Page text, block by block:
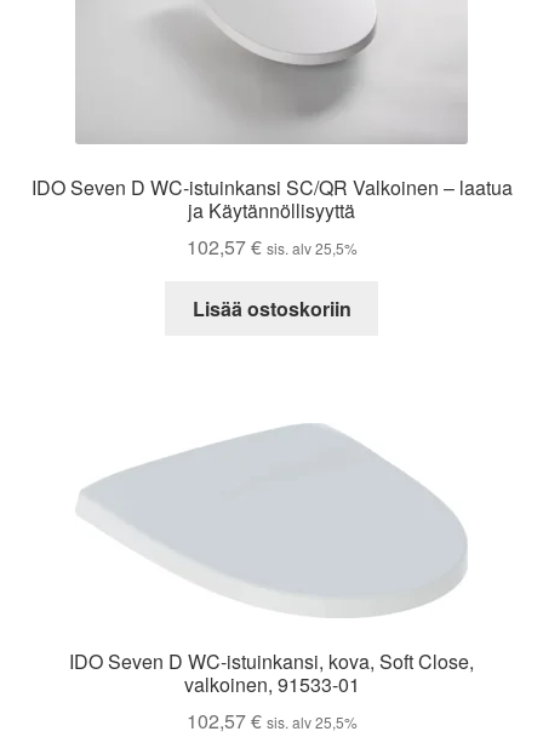
IDO Seven D WC-istuinkansi SC/QR Valkoinen – laatua
ja Käytännöllisyyttä
102,57€ sis. alv 25,5%
Lisää ostoskoriin
IDO Seven D WC-istuinkansi, kova, Soft Close,
valkoinen, 91533-01
102,57€ sis. alv 25,5%